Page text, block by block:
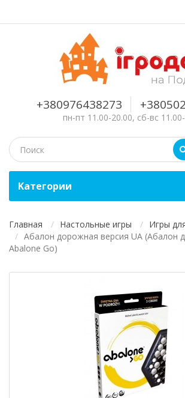
+380976438273
пн-пт 11.00-20.00, сб-вс
Kатегории
Главная Настольные игры
Игры
Абалон дорожная версия UA (Абалон
Abalone Go)